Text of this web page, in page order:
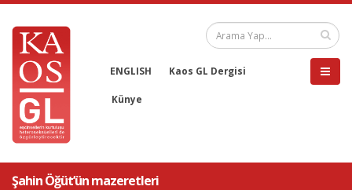
ENGLISH Kaos GL Dergisi
Künye
Şahin Öğüt’ün mazeretleri